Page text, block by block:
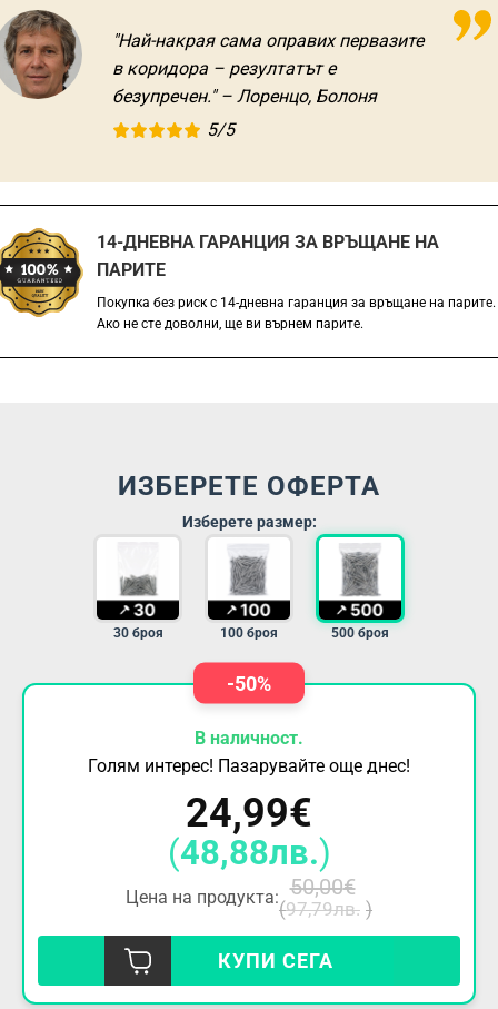
"Най-накрая сама оправих первазите
в коридора – резултатът е
безупречен." – Лоренцо, Болоня
5/5
14-ДНЕВНА ГАРАНЦИЯ ЗА ВРЪЩАНЕ НА
ПАРИТЕ
Покупка без риск с 14-дневна гаранция за връщане на парите.
Ако не сте доволни, ще ви върнем парите.
ИЗБЕРЕТЕ ОФЕРТА
Изберете размер:
30 броя 100 броя 500 броя
-50%
В наличност.
Голям интерес! Пазарувайте още днес!
24,99€
(48,88лв.)
Цена на продукта: 50,00€
(97,79лв. )
КУПИ СЕГА